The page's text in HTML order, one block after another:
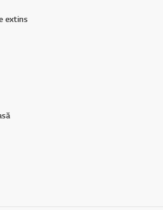
extins